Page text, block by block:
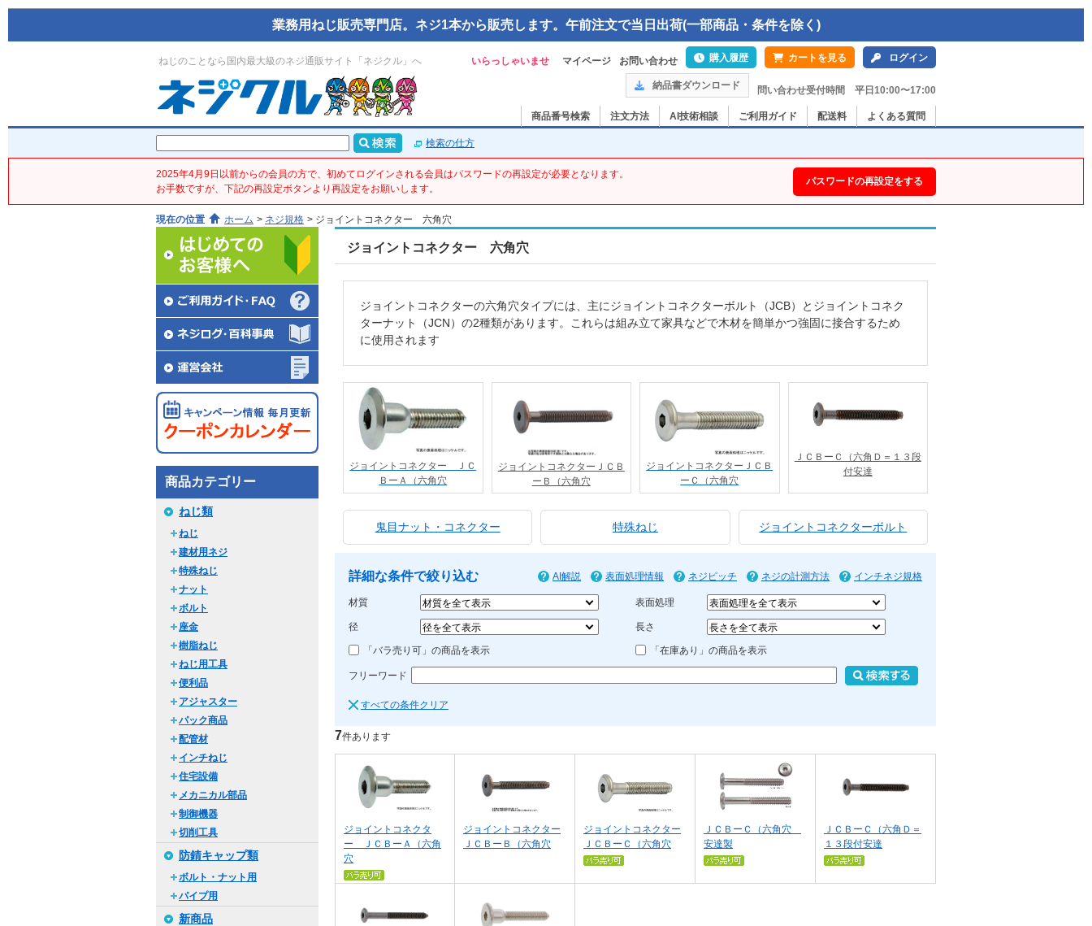
業務用ねじ販売専門店。ネジ1本から販売します。午前注文で当日出荷(一部商品・条件を除く)
ねじのことなら国内最大級のネジ通販サイト「ネジクル」へ いらっしゃいませ マイページ お問い合わせ 購入履歴 カートを見る ログイン
納品書ダウンロード 問い合わせ受付時間 平日10:00〜17:00
商品番号検索 注文方法 AI技術相談 ご利用ガイド 配送料 よくある質問
検索の仕方
2025年4月9日以前からの会員の方で、初めてログインされる会員はパスワードの再設定が必要となります。
お手数ですが、下記の再設定ボタンより再設定をお願いします。
パスワードの再設定をする
現在の位置 ホーム > ネジ規格 > ジョイントコネクター 六角穴
商品カテゴリー
ねじ類
ねじ
建材用ネジ
特殊ねじ
ナット
ボルト
座金
樹脂ねじ
ねじ用工具
便利品
アジャスター
パック商品
配管材
インチねじ
住宅設備
メカニカル部品
制御機器
切削工具
防錆キャップ類
ボルト・ナット用
パイプ用
新商品
ジョイントコネクター 六角穴
ジョイントコネクターの六角穴タイプには、主にジョイントコネクターボルト（JCB）とジョイントコネク
ターナット（JCN）の2種類があります。これらは組み立て家具などで木材を簡単かつ強固に接合するため
に使用されます
ジョイントコネクター ＪＣ
ＢーＡ（六角穴
ジョイントコネクターＪＣＢ
ーＢ（六角穴
ジョイントコネクターＪＣＢ
ーＣ（六角穴
ＪＣＢーＣ（六角Ｄ＝１３段
付安達
鬼目ナット・コネクター 特殊ねじ ジョイントコネクターボルト
詳細な条件で絞り込む AI解説 表面処理情報 ネジピッチ ネジの計測方法 インチネジ規格
材質 表面処理
径 長さ
「バラ売り可」の商品を表示 「在庫あり」の商品を表示
フリーワード
すべての条件クリア
7件あります
ジョイントコネクタ
ー ＪＣＢーＡ（六角
穴
ジョイントコネクター
ＪＣＢーＢ（六角穴
ジョイントコネクター
ＪＣＢーＣ（六角穴
ＪＣＢーＣ（六角穴
安達製
ＪＣＢーＣ（六角Ｄ＝
１３段付安達